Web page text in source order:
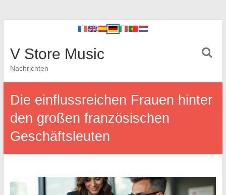
V Store Music
Nachrichten
Die einflussreichen Frauen hinter
den großen französischen
Geschäftsleuten